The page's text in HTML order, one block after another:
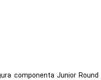
componenta Junior Round